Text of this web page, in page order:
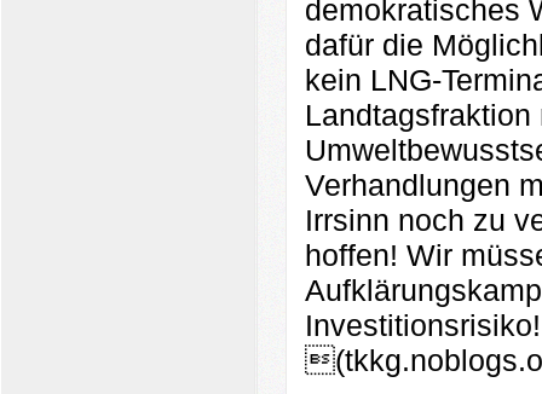
demokratisches
dafür die
kein LNG-
Verhandlungen
Irrsinn noch zu
hoffen! Wir
Investitionsrisiko!